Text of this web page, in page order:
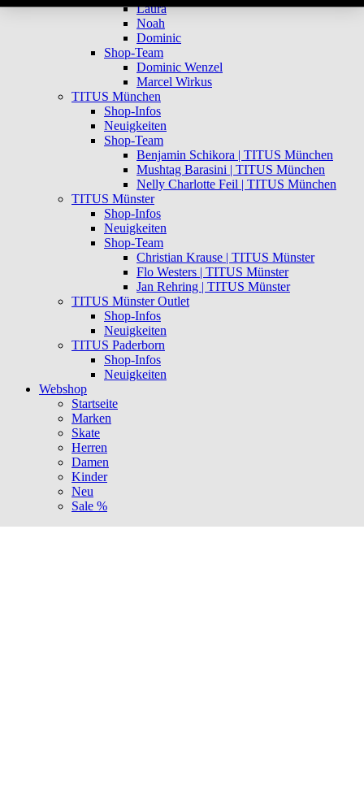
Laura
Noah
Dominic
Shop-Team
Dominic Wenzel
Marcel Wirkus
TITUS München
Shop-Infos
Neuigkeiten
Shop-Team
Benjamin Schikora | TITUS München
Mushtag Barasini | TITUS München
Nelly Charlotte Feil | TITUS München
TITUS Münster
Shop-Infos
Neuigkeiten
Shop-Team
Christian Krause | TITUS Münster
Flo Westers | TITUS Münster
Jan Rehring | TITUS Münster
TITUS Münster Outlet
Shop-Infos
Neuigkeiten
TITUS Paderborn
Shop-Infos
Neuigkeiten
Webshop
Startseite
Marken
Skate
Herren
Damen
Kinder
Neu
Sale %